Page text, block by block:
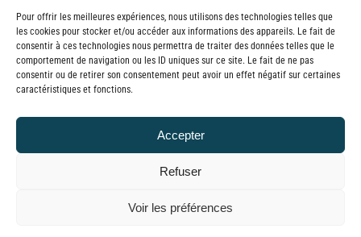
Pour offrir les meilleures expériences, nous utilisons des technologies telles que
les cookies pour stocker et/ou accéder aux informations des appareils. Le fait de
consentir à ces technologies nous permettra de traiter des données telles que le
comportement de navigation ou les ID uniques sur ce site. Le fait de ne pas
consentir ou de retirer son consentement peut avoir un effet négatif sur certaines
caractéristiques et fonctions.
Accepter
Refuser
Voir les préférences
Batterie externe
65,00€ TTC